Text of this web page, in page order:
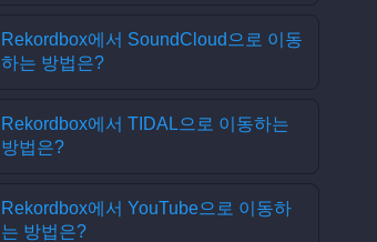
Rekordbox에서 SoundCloud으로 이동
하는 방법은?
Rekordbox에서 TIDAL으로 이동하는
방법은?
Rekordbox에서 YouTube으로 이동하
는 방법은?